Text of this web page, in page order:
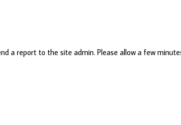
a report to the site admin. Please allow a few